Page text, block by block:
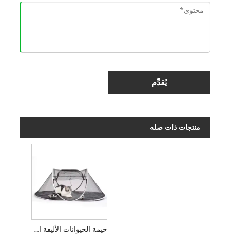
يُقدِّم
منتجات ذات صله
خيمة الحيوانات الأليفة المحمولة القابلة للطي